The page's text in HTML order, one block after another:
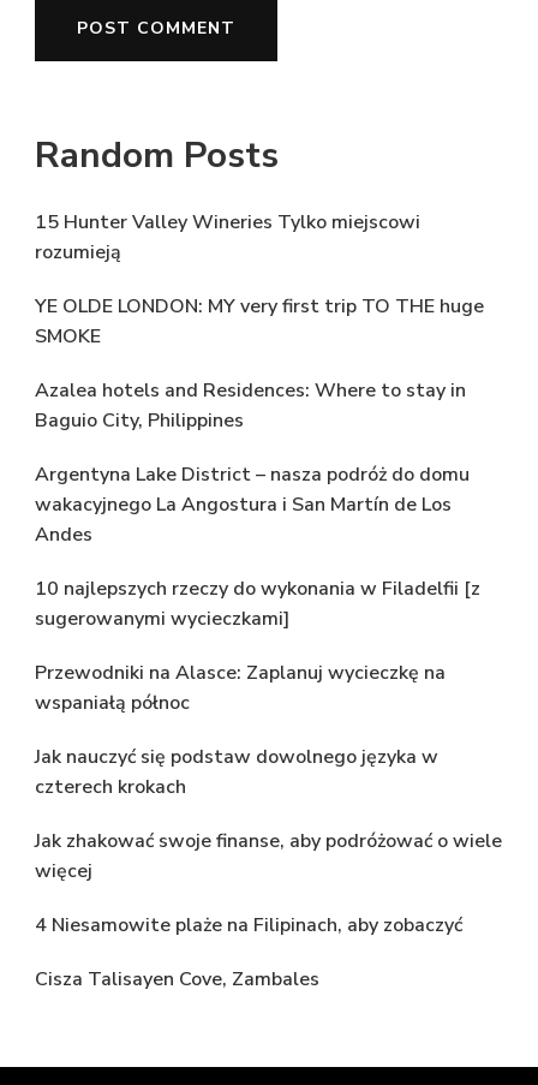
Random Posts
15 Hunter Valley Wineries Tylko miejscowi
rozumieją
YE OLDE LONDON: MY very first trip TO THE huge
SMOKE
Azalea hotels and Residences: Where to stay in
Baguio City, Philippines
Argentyna Lake District – nasza podróż do domu
wakacyjnego La Angostura i San Martín de Los
Andes
10 najlepszych rzeczy do wykonania w Filadelfii [z
sugerowanymi wycieczkami]
Przewodniki na Alasce: Zaplanuj wycieczkę na
wspaniałą północ
Jak nauczyć się podstaw dowolnego języka w
czterech krokach
Jak zhakować swoje finanse, aby podróżować o wiele
więcej
4 Niesamowite plaże na Filipinach, aby zobaczyć
Cisza Talisayen Cove, Zambales